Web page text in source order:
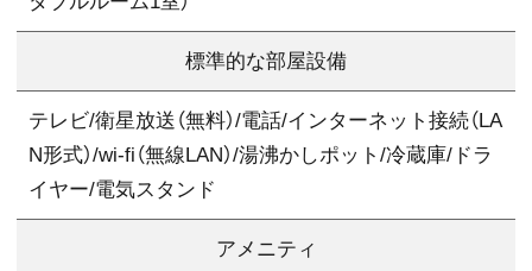
標準的な部屋設備
テレビ/衛星放送（無料）/電話/インターネット接続（LA
N形式）/wi-fi（無線LAN）/湯沸かしポット/冷蔵庫/ドラ
イヤー/電気スタンド
アメニティ